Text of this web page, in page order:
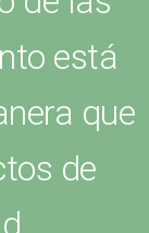
está
que
de